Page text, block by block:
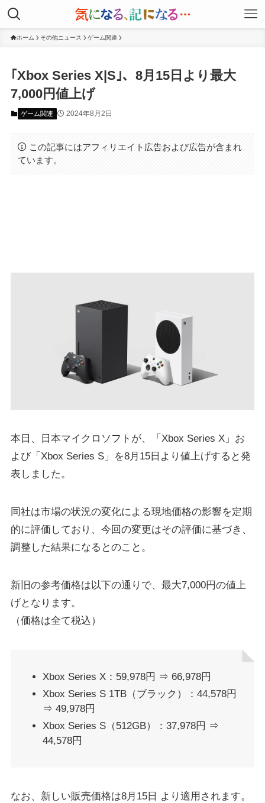
ホーム その他ニュース ゲーム関連
｢Xbox Series X|S｣、8月15日より最大
7,000円値上げ
ゲーム関連 2024年8月2日
この記事にはアフィリエイト広告および広告が含まれ
ています。
本日、日本マイクロソフトが、「Xbox Series X」お
よび「Xbox Series S」を8月15日より値上げすると発
表しました。
同社は市場の状況の変化による現地価格の影響を定期
的に評価しており、今回の変更はその評価に基づき、
調整した結果になるとのこと。
新旧の参考価格は以下の通りで、最大7,000円の値上
げとなります。
（価格は全て税込）
Xbox Series X：59,978円 ⇒ 66,978円
Xbox Series S 1TB（ブラック）：44,578円
⇒ 49,978円
Xbox Series S（512GB）：37,978円 ⇒
44,578円
なお、新しい販売価格は8月15日 より適用されます。